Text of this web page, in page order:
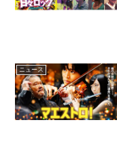
ニュース